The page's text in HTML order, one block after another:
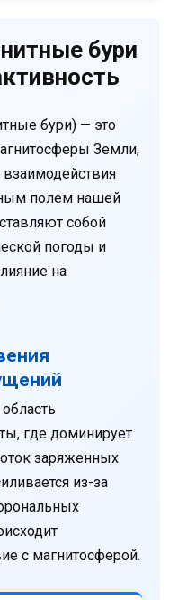
бури
бури) — это
Земли,
полем нашей
собой
погоды и
на
где доминирует
заряженных
из-за
с магнитосферой.